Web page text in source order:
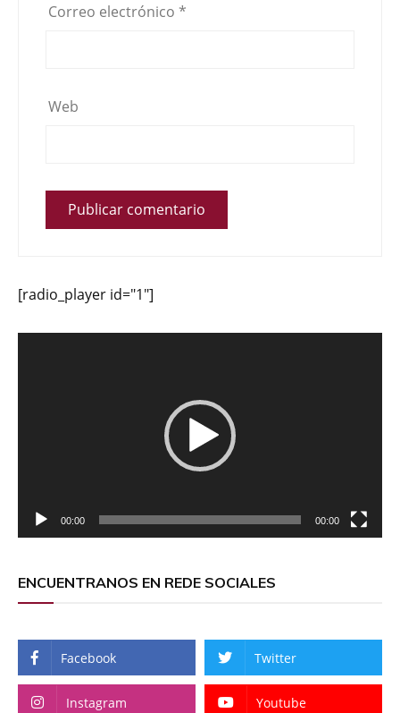
Correo electrónico *
Web
[radio_player id="1"]
00:00 00:00
ENCUENTRANOS EN REDE SOCIALES
Facebook Twitter
Instagram Youtube